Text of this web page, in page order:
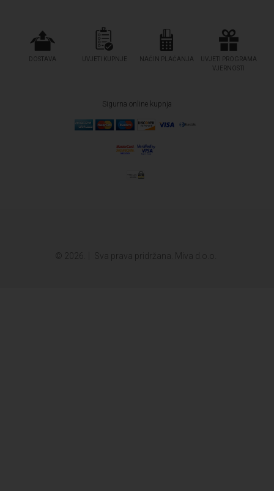
DOSTAVA UVJETI KUPNJE NAČIN PLAĆANJA
UVJETI PROGRAMA
VJERNOSTI
Sigurna online kupnja
© 2026. Sva prava pridržana. Miva d.o.o.